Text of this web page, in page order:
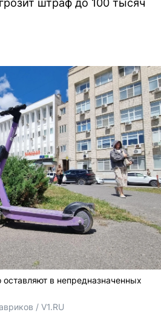
штраф до 100 тысяч
в непредназначенных
/ V1.RU